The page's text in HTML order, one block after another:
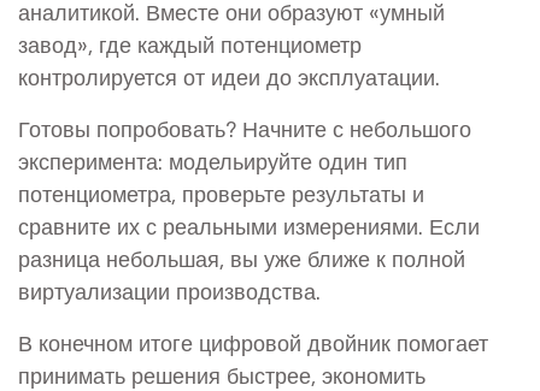
аналитикой. Вместе они образуют «умный
завод», где каждый потенциометр
контролируется от идеи до эксплуатации.
Готовы попробовать? Начните с небольшого
эксперимента: модельируйте один тип
потенциометра, проверьте результаты и
сравните их с реальными измерениями. Если
разница небольшая, вы уже ближе к полной
виртуализации производства.
В конечном итоге цифровой двойник помогает
принимать решения быстрее, экономить